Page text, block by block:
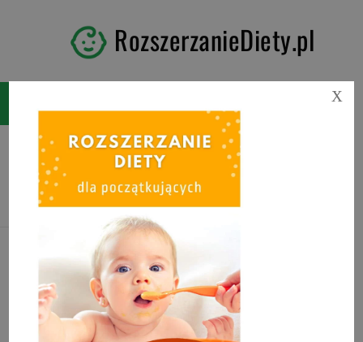
RozszerzanieDiety.pl
Tag:ranking kaszek
X